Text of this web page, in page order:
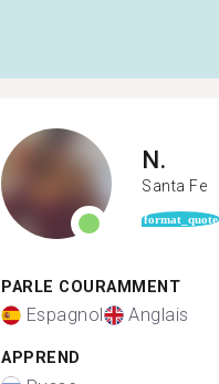
N.
Santa Fe
format_quote
PARLE COURAMMENT
Espagnol Anglais
APPREND